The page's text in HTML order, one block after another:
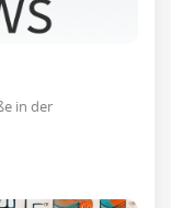
in der